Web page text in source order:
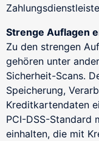
Custom Domain
Online-
Strenge Auflagen
Zu den strengen
gehören unter
Sicherheit-Scans.
Speicherung,
Kreditkartendaten
PCI-DSS-Standard
einhalten, die mit